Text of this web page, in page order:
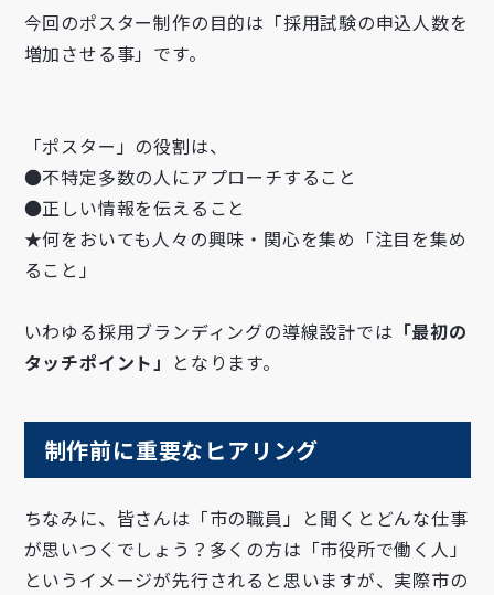
今回のポスター制作の目的は「採用試験の申込人数を
増加させる事」です。
「ポスター」の役割は、
●不特定多数の人にアプローチすること
●正しい情報を伝えること
★何をおいても人々の興味・関心を集め「注目を集め
ること」
いわゆる採用ブランディングの導線設計では 「最初の
タッチポイント」 となります。
制作前に重要なヒアリング
ちなみに、皆さんは「市の職員」と聞くとどんな仕事
が思いつくでしょう？多くの方は「市役所で働く人」
というイメージが先行されると思いますが、実際市の